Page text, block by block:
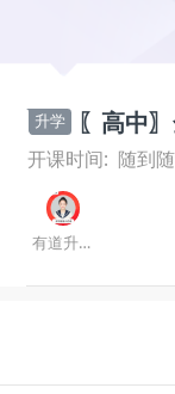
升学 〖高中
开课时间: 随到
有道升学规划师